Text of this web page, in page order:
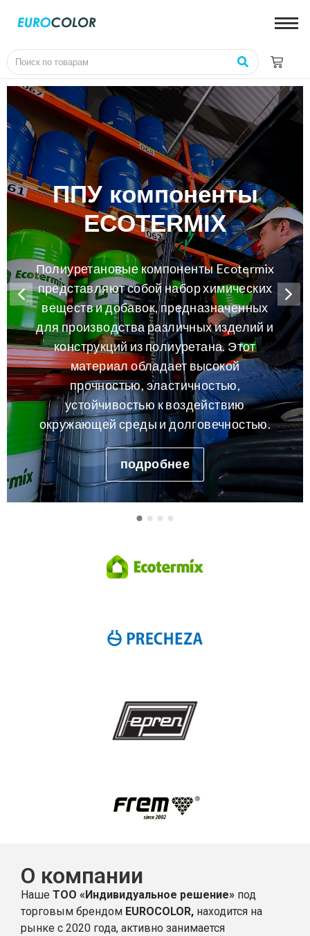
ППУ компоненты
ECOTERMIX
Полиуретановые компоненты Ecotermix
представляют собой набор химических
веществ и добавок, предназначенных
для производства различных изделий и
конструкций из полиуретана. Этот
материал обладает высокой
прочностью, эластичностью,
устойчивостью к воздействию
окружающей среды и долговечностью.
подробнее
О компании
Наше ТОО «Индивидуальное решение» под
торговым брендом EUROCOLOR, находится на
рынке с 2020 года, активно занимается